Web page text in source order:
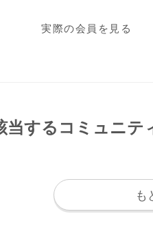
実際の会員を見る
当するコミュニテ
も